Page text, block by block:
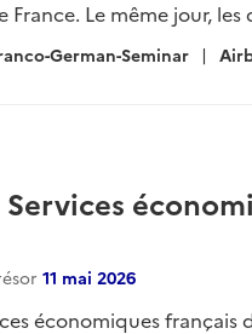
France. Le même jour, les
German-Seminar
Services
11 mai 2026
économiques français